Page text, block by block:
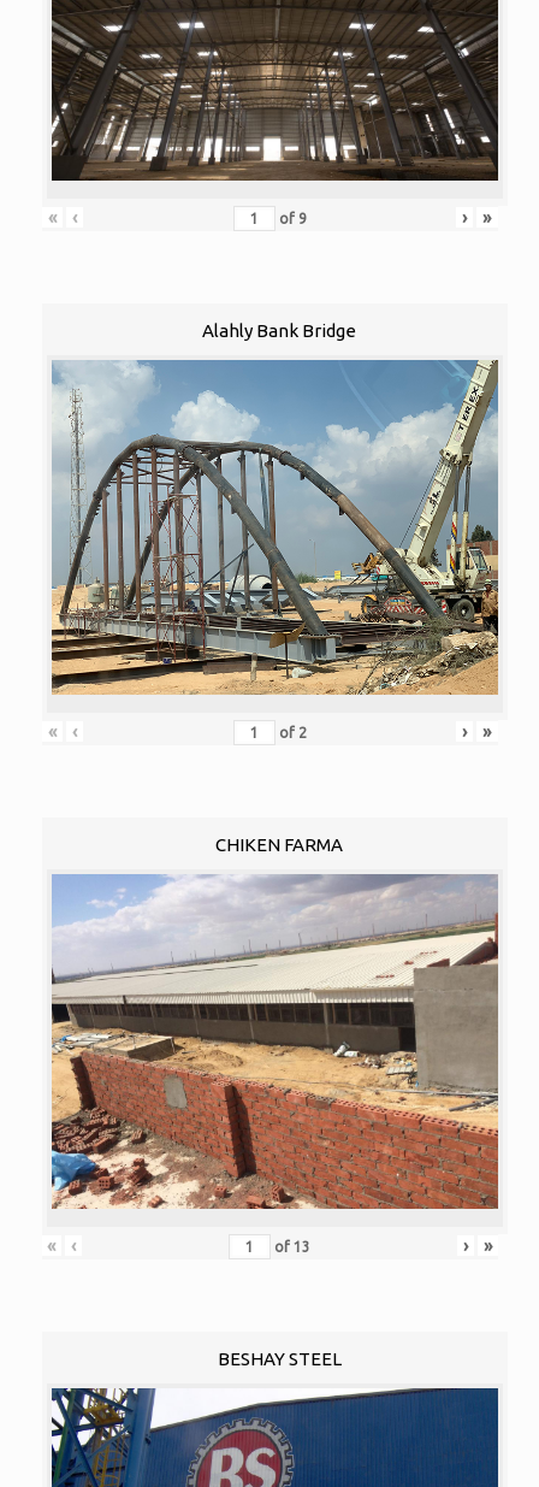
« ‹ of 9 › »
Alahly Bank Bridge
« ‹ of 2 › »
CHIKEN FARMA
« ‹ of 13 › »
BESHAY STEEL